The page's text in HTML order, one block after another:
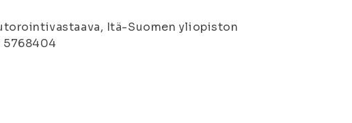
Itä-Suomen yliopiston
5768404